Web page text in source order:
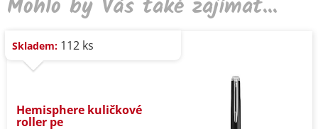
Mohlo by Vás také zajímat...
Skladem: 112 ks
Hemisphere kuličkové
roller pe